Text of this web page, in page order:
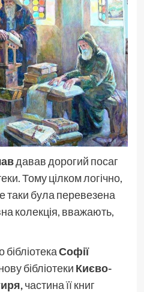
давав дорогий посаг
Тому цілком логічно,
таки була перевезена
колекція, вважають,
Софії
бібліотеки Києво-
частина її книг